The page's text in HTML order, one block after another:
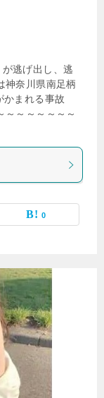
逃げ出し、逃
神奈川県南足柄
かまれる事故
～～～～～～～
0